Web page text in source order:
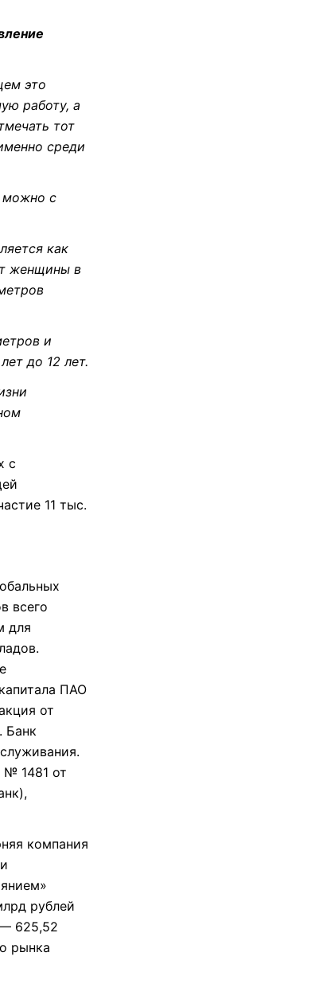
это
работу, а
тот
среди
можно с
как
женщины в
и
до 12 лет.
с
11 тыс.
всего
для
ПАО
от
Банк
№ 1481 от
компания
рублей
625,52
рынка